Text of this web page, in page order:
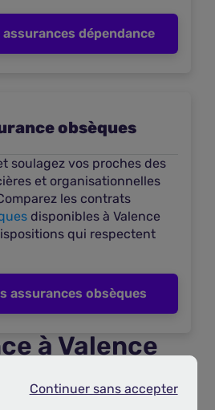
Hugo
- Agent général GAN
Flaubert
Plus d'infos
dépendance
obsèques
soulagez vos proches des
et organisationnelles
les contrats
disponibles à Valence
qui respectent
assurances obsèques
à Valence
Complet
Continuer sans accepter
Continuer sans accepter